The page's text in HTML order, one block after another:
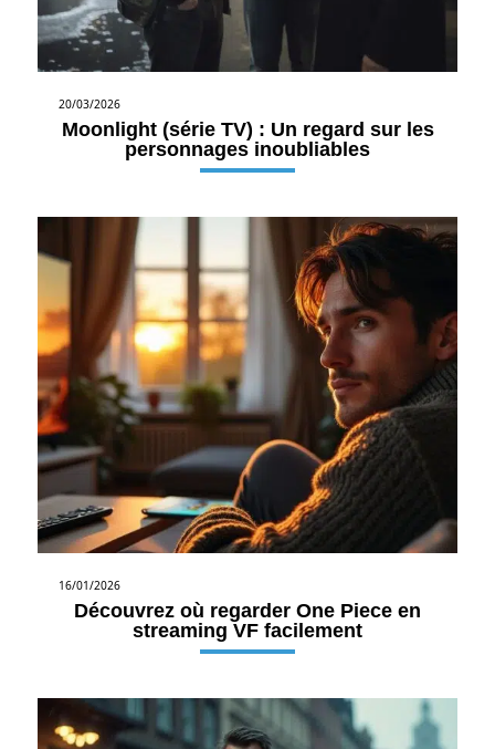
20/03/2026
Moonlight (série TV) : Un regard sur les
personnages inoubliables
16/01/2026
Découvrez où regarder One Piece en
streaming VF facilement